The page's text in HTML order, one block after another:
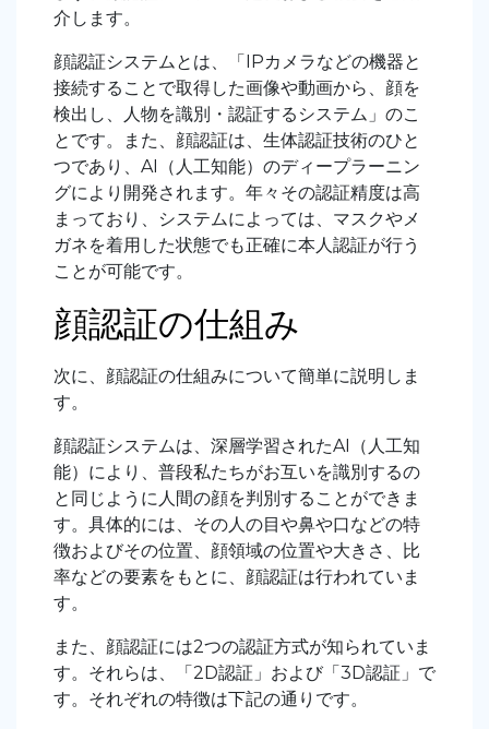
介します。
顔認証システムとは、「IPカメラなどの機器と
接続することで取得した画像や動画から、顔を
検出し、人物を識別・認証するシステム」のこ
とです。また、顔認証は、生体認証技術のひと
つであり、AI（人工知能）のディープラーニン
グにより開発されます。年々その認証精度は高
まっており、システムによっては、マスクやメ
ガネを着用した状態でも正確に本人認証が行う
ことが可能です。
顔認証の仕組み
次に、顔認証の仕組みについて簡単に説明しま
す。
顔認証システムは、深層学習されたAI（人工知
能）により、普段私たちがお互いを識別するの
と同じように人間の顔を判別することができま
す。具体的には、その人の目や鼻や口などの特
徴およびその位置、顔領域の位置や大きさ、比
率などの要素をもとに、顔認証は行われていま
す。
また、顔認証には2つの認証方式が知られていま
す。それらは、「2D認証」および「3D認証」で
す。それぞれの特徴は下記の通りです。